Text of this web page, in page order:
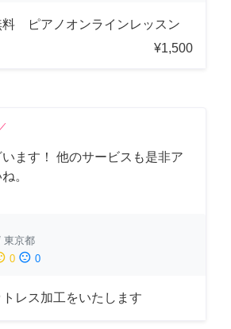
料 ピアノオンラインレッスン
¥1,500
ます！ 他のサービスも是非ア
。
東京都
0 sentiment_dissatisfied 0
レス加工をいたします